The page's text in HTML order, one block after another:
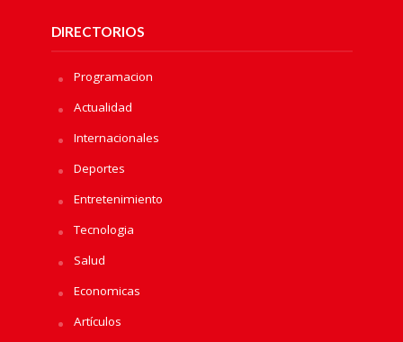
DIRECTORIOS
Programacion
Actualidad
Internacionales
Deportes
Entretenimiento
Tecnologia
Salud
Economicas
Artículos